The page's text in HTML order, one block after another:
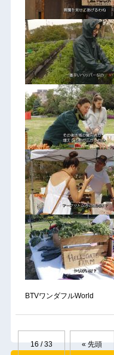
BTVワンダフルWorld
16 / 33 « 先頭